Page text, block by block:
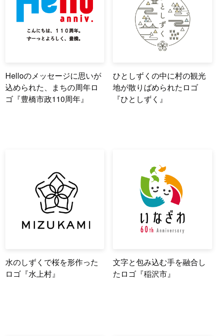
Helloのメッセージに思いが
込められた、まちの周年ロ
ゴ『豊橋市政110周年』
ひとしずくの中に村の観光
地が散りばめられたロゴ
『ひとしずく』
水のしずくで桜を形作った
ロゴ『水上村』
文字と包み込む手を融合し
たロゴ『稲沢市』